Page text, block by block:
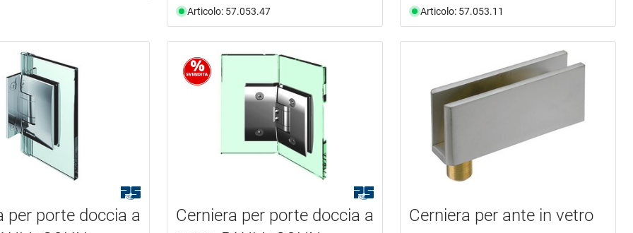
Articolo: 57.053.47 Articolo: 57.053.11
per porte doccia a
Cerniera per porte doccia a
Cerniera per ante in vetro